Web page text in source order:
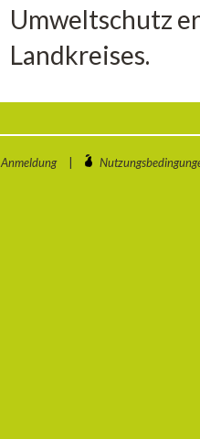
Umweltschutz
Landkreises.
Anmeldung